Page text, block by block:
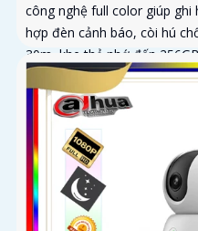
công nghệ full color giúp ghi
hợp đèn cảnh báo, còi hú
30m, khe thẻ nhớ đến
camera hoạt động ổn định